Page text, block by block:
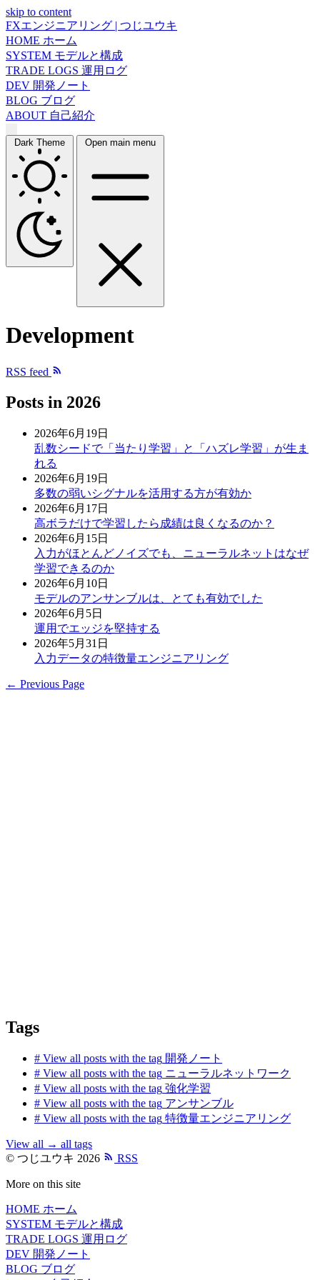
skip to content
FXエンジニアリング | つじユウキ
HOME ホーム
SYSTEM モデルと構成
TRADE LOGS 運用ログ
DEV 開発ノート
BLOG ブログ
ABOUT 自己紹介
Dark Theme Open main menu
Development
RSS feed
Posts in 2026
2026年6月19日
乱数シードで「当たり学習」と「ハズレ学習」が生ま
れる
2026年6月19日
多数の弱いシグナルを活用する方が有効か
2026年6月17日
高ボラだけで学習したら成績は良くなるのか？
2026年6月15日
入力がほとんどノイズでも、ニューラルネットはなぜ
学習できるのか
2026年6月10日
モデルのアンサンブルは、とても有効でした
2026年6月5日
運用でエッジを堅持する
2026年5月31日
入力データの特徴量エンジニアリング
← Previous Page
Tags
# View all posts with the tag 開発ノート
# View all posts with the tag ニューラルネットワーク
# View all posts with the tag 強化学習
# View all posts with the tag アンサンブル
# View all posts with the tag 特徴量エンジニアリング
View all → all tags
© つじユウキ 2026
RSS
More on this site
HOME ホーム
SYSTEM モデルと構成
TRADE LOGS 運用ログ
DEV 開発ノート
BLOG ブログ